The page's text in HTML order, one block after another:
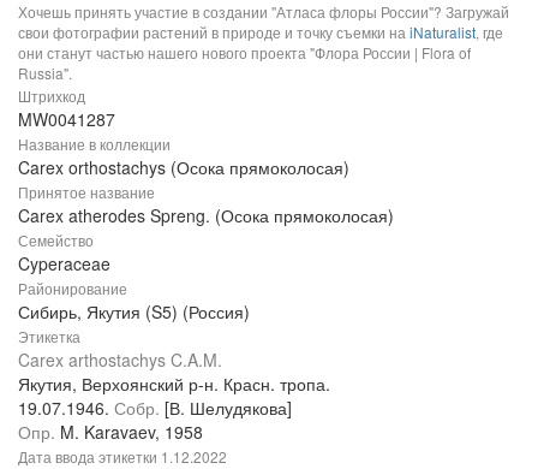
Хочешь принять участие в создании "Атласа флоры России"? Загружай
свои фотографии растений в природе и точку съемки на iNaturalist, где
они станут частью нашего нового проекта "Флора России | Flora of
Russia".
Штрихкод
MW0041287
Название в коллекции
Carex orthostachys (Осока прямоколосая)
Принятое название
Carex atherodes Spreng. (Осока прямоколосая)
Семейство
Cyperaceae
Районирование
Сибирь, Якутия (S5) (Россия)
Этикетка
Carex arthostachys C.A.M.
Якутия, Верхоянский р-н. Красн. тропа.
19.07.1946. Собр. [В. Шелудякова]
Опр. M. Karavaev, 1958
Дата ввода этикетки 1.12.2022